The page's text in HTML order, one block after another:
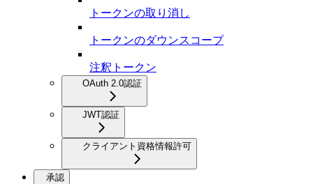
トークンの取り消し
トークンのダウンスコープ
注釈トークン
OAuth 2.0認証
JWT認証
クライアント資格情報許可
承認